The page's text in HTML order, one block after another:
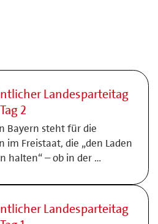
Landesparteitag
2
Bayern steht für die
im Freistaat, die „den Laden
halten“ – ob in der …
Landesparteitag